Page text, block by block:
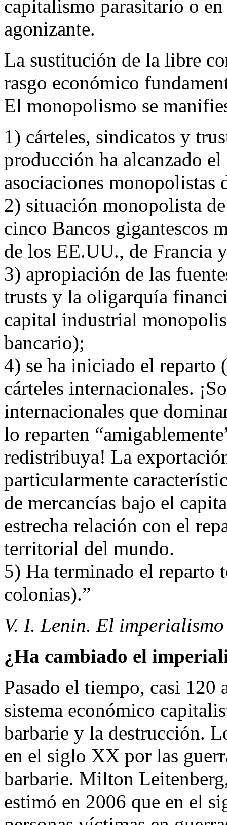
capitalismo parasitario o
agonizante.
La sustitución de la libre
rasgo económico
El monopolismo se
1) cárteles, sindicatos y
producción ha alcanzado
asociaciones monopolistas
2) situación monopolista
cinco Bancos gigantescos
de los EE.UU., de Francia
3) apropiación de las
trusts y la oligarquía
capital industrial
bancario);
4) se ha iniciado el reparto
cárteles internacionales.
internacionales que
lo reparten
redistribuya! La
particularmente
de mercancías bajo el
estrecha relación con el
territorial del mundo.
5) Ha terminado el reparto
colonias).”
V. I. Lenin. El
¿Ha cambiado el
Pasado el tiempo, casi 120
sistema económico
barbarie y la destrucción.
en el siglo XX por las
barbarie. Milton
estimó en 2006 que en el